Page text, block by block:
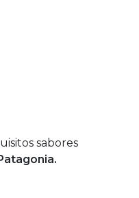
sabores